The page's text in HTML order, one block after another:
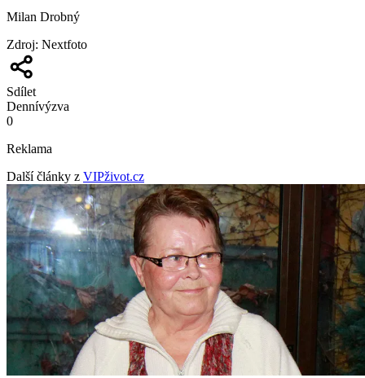
Milan Drobný
Zdroj: Nextfoto
Sdílet
Dennívýzva
0
Reklama
Další články z VIPživot.cz